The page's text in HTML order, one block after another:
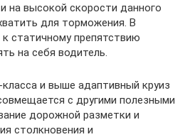
на высокой скорости данного
для торможения. В
статичному препятствию
на себя водитель.
и выше адаптивный круиз
с другими полезными
дорожной разметки и
столкновения и